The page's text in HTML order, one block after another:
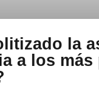
la
a los más